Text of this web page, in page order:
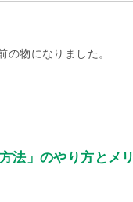
物になりました。
法」のやり方とメリ